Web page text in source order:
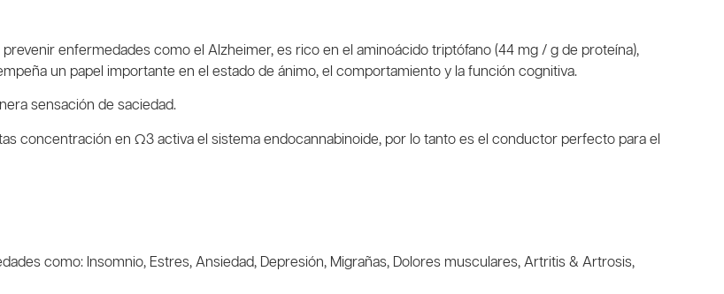
enfermedades como el Alzheimer, es rico en el aminoácido triptófano (44 mg / g de proteína),
un papel importante en el estado de ánimo, el comportamiento y la función cognitiva.
sensación de saciedad.
concentración en Ω3 activa el sistema endocannabinoide, por lo tanto es el conductor perfecto para el
como: Insomnio, Estres, Ansiedad, Depresión, Migrañas, Dolores musculares, Artritis & Artrosis,